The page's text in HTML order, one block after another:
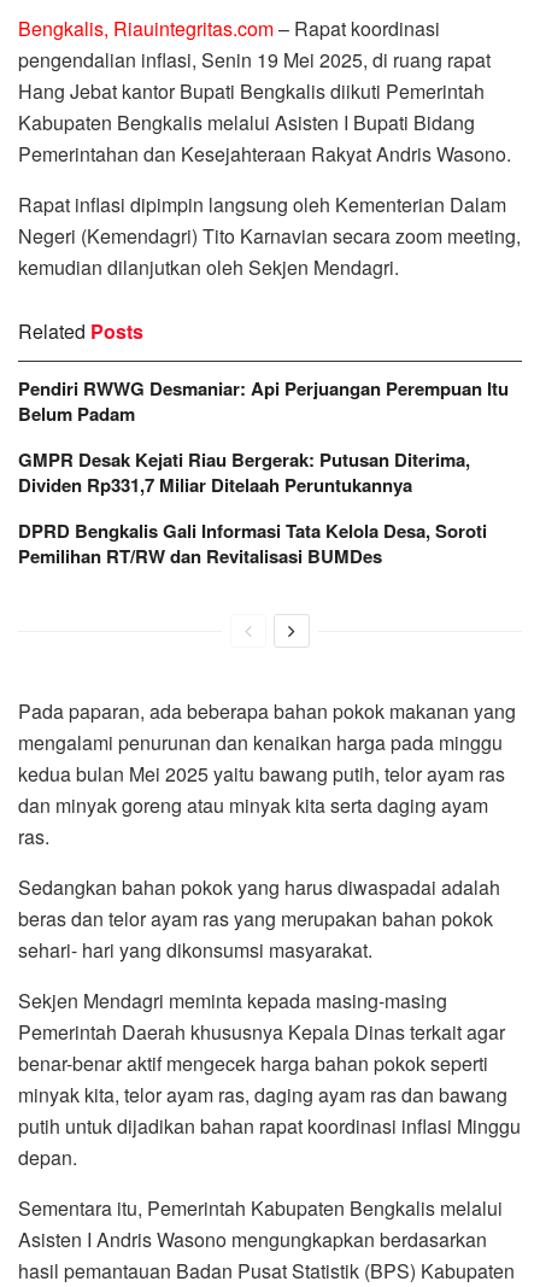
Bengkalis, Riauintegritas.com– Rapat koordinasi
pengendalian inflasi, Senin 19 Mei 2025, di ruang rapat
Hang Jebat kantor Bupati Bengkalis diikuti Pemerintah
Kabupaten Bengkalis melalui Asisten I Bupati Bidang
Pemerintahan dan Kesejahteraan Rakyat Andris Wasono.
Rapat inflasi dipimpin langsung oleh Kementerian Dalam
Negeri (Kemendagri) Tito Karnavian secara zoom meeting,
kemudian dilanjutkan oleh Sekjen Mendagri.
Related Posts
Pendiri RWWG Desmaniar: Api Perjuangan Perempuan Itu
Belum Padam
GMPR Desak Kejati Riau Bergerak: Putusan Diterima,
Dividen Rp331,7 Miliar Ditelaah Peruntukannya
DPRD Bengkalis Gali Informasi Tata Kelola Desa, Soroti
Pemilihan RT/RW dan Revitalisasi BUMDes
Pada paparan, ada beberapa bahan pokok makanan yang
mengalami penurunan dan kenaikan harga pada minggu
kedua bulan Mei 2025 yaitu bawang putih, telor ayam ras
dan minyak goreng atau minyak kita serta daging ayam
ras.
Sedangkan bahan pokok yang harus diwaspadai adalah
beras dan telor ayam ras yang merupakan bahan pokok
sehari- hari yang dikonsumsi masyarakat.
Sekjen Mendagri meminta kepada masing-masing
Pemerintah Daerah khususnya Kepala Dinas terkait agar
benar-benar aktif mengecek harga bahan pokok seperti
minyak kita, telor ayam ras, daging ayam ras dan bawang
putih untuk dijadikan bahan rapat koordinasi inflasi Minggu
depan.
Sementara itu, Pemerintah Kabupaten Bengkalis melalui
Asisten I Andris Wasono mengungkapkan berdasarkan
hasil pemantauan Badan Pusat Statistik (BPS) Kabupaten